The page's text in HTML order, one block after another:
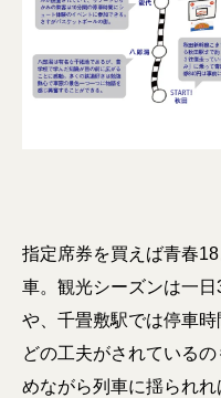
指定席券を買えば青春
車。観光シーズンは一
や、千畳敷駅では停車
どの工夫がされている
めながら列車に揺られれ